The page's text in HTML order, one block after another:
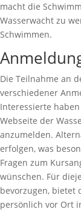
macht die
Wasserwacht zu
Schwimmen.
Die Teilnahme an
verschiedener
Interessierte
Webseite der
anzumelden.
erfolgen, was
Fragen zum
wünschen. Für
bevorzugen, bietet
persönlich vor Ort